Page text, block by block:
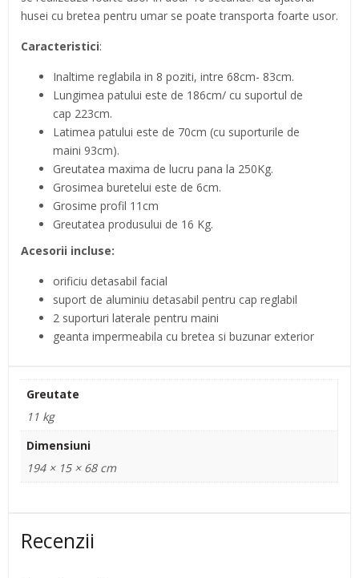
husei cu bretea pentru umar se poate transporta foarte usor.
Caracteristici:
Inaltime reglabila in 8 poziti, intre 68cm- 83cm.
Lungimea patului este de 186cm/ cu suportul de
cap 223cm.
Latimea patului este de 70cm (cu suporturile de
maini 93cm).
Greutatea maxima de lucru pana la 250Kg.
Grosimea buretelui este de 6cm.
Grosime profil 11cm
Greutatea produsului de 16 Kg.
Acesorii incluse:
orificiu detasabil facial
suport de aluminiu detasabil pentru cap reglabil
2 suporturi laterale pentru maini
geanta impermeabila cu bretea si buzunar exterior
Greutate
11 kg
Dimensiuni
194 × 15 × 68 cm
Recenzii